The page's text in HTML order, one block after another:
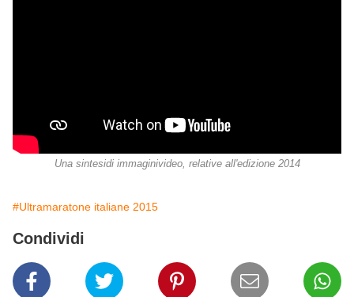
Una sintesidi immaginivideo, relative all'edizione 2014
#Ultramaratone italiane 2015
Condividi